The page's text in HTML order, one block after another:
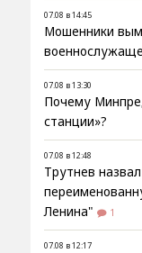
07.08 в 14:45
Мошенники
07.08 в 13:30
Почему
станции»?
07.08 в 12:48
Трутнев
Ленина"
1
07.08 в 12:17